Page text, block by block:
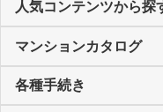
人気コンテンツから探
マンションカタログ
各種手続き